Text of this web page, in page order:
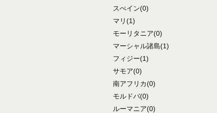
スぺイン(0)
マリ(1)
モーリタニア(0)
マーシャル諸島(1)
フィジー(1)
サモア(0)
南アフリカ(0)
モルドバ(0)
ルーマニア(0)